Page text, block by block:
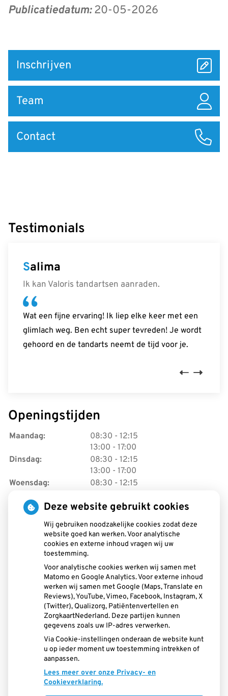
Publicatiedatum:20-05-2026
naar
Inschrijven
Team
Contact
Testimonials
Salima
Ik kan Valoris tandartsen aanraden.
Wat een fijne ervaring! Ik liep elke keer met een
glimlach weg. Ben echt super tevreden! Je wordt
gehoord en de tandarts neemt de tijd voor je.
Rick
Een hele fijne ervaring gehad.
Het verliep allemaal soepel en ik werd heel fijn
geholpen door het hele team.
Monique
Erg fijne tandarts.
Ze neemt de tijd om alles goed te controleren en
bespreken.
Previous
Next
Openingstijden
Maandag: 08:30 tot
- 12:15
13:00 tot
- 17:00
Dinsdag:
08:30 tot
- 12:15
13:00 tot
- 17:00
Woensdag:
08:30 tot
- 12:15
Donderdag:
08:30tot
- 12:15
08:30tot
- 12:15
13:00tot
- 17:00
Zaterdag:
U heeft geen toestemming gegeven voor
externe inhoud
zien.
Cookie-instellingen wijzigen
Deze website gebruikt cookies
Wij gebruiken noodzakelijke cookies zodat deze
website goed kan werken. Voor analytische
cookies en externe inhoud vragen wij uw
toestemming.
Voor analytische cookies werken wij samen met
Matomo en Google Analytics. Voor externe inhoud
werken wij samen met Google (Maps, Translate en
Reviews), YouTube, Vimeo, Facebook, Instagram, X
(Twitter), Qualizorg, Patiëntenvertellen en
ZorgkaartNederland. Deze partijen kunnen
gegevens zoals uw IP-adres verwerken.
Via Cookie-instellingen onderaan de website kunt
u op ieder moment uw toestemming intrekken of
aanpassen.
Lees meer over onze Privacy- en
Cookieverklaring.